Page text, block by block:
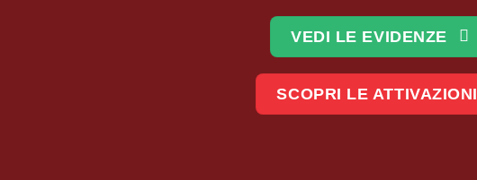
VEDI LE EVIDENZE
SCOPRI LE ATTIVAZIONI